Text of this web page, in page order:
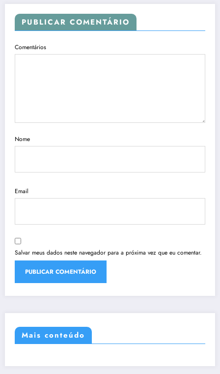
PUBLICAR COMENTÁRIO
Comentários
Nome
Email
Salvar meus dados neste navegador para a próxima vez que eu comentar.
Mais conteúdo